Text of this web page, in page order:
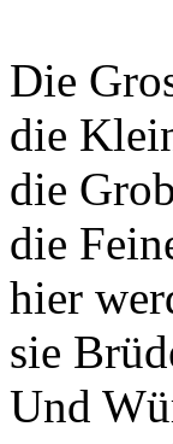
Die
die
die
die
hier
sie
Und